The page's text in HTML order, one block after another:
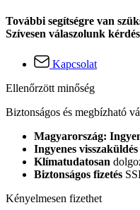
További segítségre van
Szívesen válaszolunk
Kapcsolat
Ellenőrzött minőség
Biztonságos és megbízható
Magyarország:
Ingyenes visszaküldés
Klímatudatosan
Biztonságos fizetés
Kényelmesen fizethet